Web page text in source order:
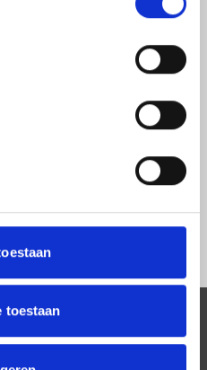
toestaan
pagina.